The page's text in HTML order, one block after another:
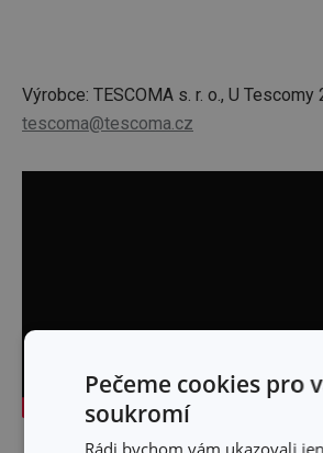
Výrobce: TESCOMA s. r. o., U
tescoma@tescoma.cz
Pečeme cookies pro
soukromí
Rádi bychom vám ukazovali